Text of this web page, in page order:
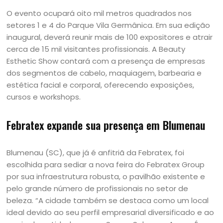
O evento ocupará oito mil metros quadrados nos
setores 1 e 4 do Parque Vila Germânica. Em sua edição
inaugural, deverá reunir mais de 100 expositores e atrair
cerca de 15 mil visitantes profissionais. A Beauty
Esthetic Show contará com a presença de empresas
dos segmentos de cabelo, maquiagem, barbearia e
estética facial e corporal, oferecendo exposições,
cursos e workshops.
Febratex expande sua presença em Blumenau
Blumenau (SC), que já é anfitriã da Febratex, foi
escolhida para sediar a nova feira do Febratex Group
por sua infraestrutura robusta, o pavilhão existente e
pelo grande número de profissionais no setor de
beleza. “A cidade também se destaca como um local
ideal devido ao seu perfil empresarial diversificado e ao